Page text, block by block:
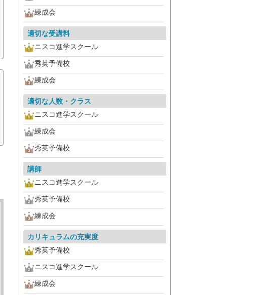
練成会
適切な受講料
ニスコ進学スクール
秀英予備校
練成会
適切な人数・クラス
ニスコ進学スクール
練成会
秀英予備校
講師
ニスコ進学スクール
秀英予備校
練成会
カリキュラムの充実度
秀英予備校
ニスコ進学スクール
練成会